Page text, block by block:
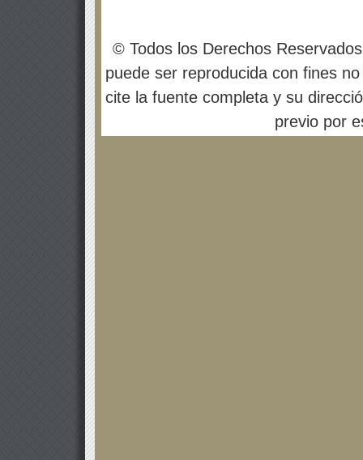
© Todos los Derechos
puede ser reproducida con fines
cite la fuente completa y su
previo por